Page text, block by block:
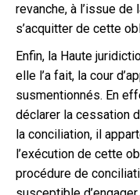
revanche, à l’issue
s’acquitter de cette
Enfin, la Haute
elle l’a fait, la cour
susmentionnés. En
déclarer la cessation
la conciliation, il
l’exécution de cette
procédure de